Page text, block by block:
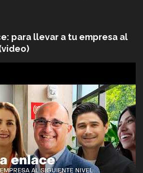
para llevar a tu empresa al